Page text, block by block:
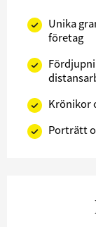
Unika
företag
Krönikor
Porträtt